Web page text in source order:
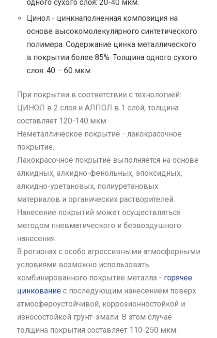
одного сухого слоя: 20-40 мкм.
Цинол - цинкнаполненная композиция на
основе высокомолекулярного синтетического
полимера. Содержание цинка металлического
в покрытии более 85%. Толщина одного сухого
слоя: 40 – 60 мкм
При покрытии в соответствии с технологией:
ЦИНОЛ в 2 слоя и АЛПОЛ в 1 слой, толщина
составляет 120-140 мкм.
Неметаллическое покрытие - лакокрасочное
покрытие.
Лакокрасочное покрытие выполняется на основе
алкидных, алкидно-фенольных, эпоксидных,
алкидно-уретановых, полиуретановых
материалов и органических растворителей.
Нанесение покрытий может осуществляться
методом пневматического и безвоздушного
нанесения.
В регионах с особо агрессивными атмосферными
условиями возможно использовать
комбинированного покрытие металла - горячее
цинкование с последующим нанесением поверх
атмосфероустойчивой, коррозионностойкой и
износостойкой грунт-эмали. В этом случае
толщина покрытия составляет 110-250 мкм.